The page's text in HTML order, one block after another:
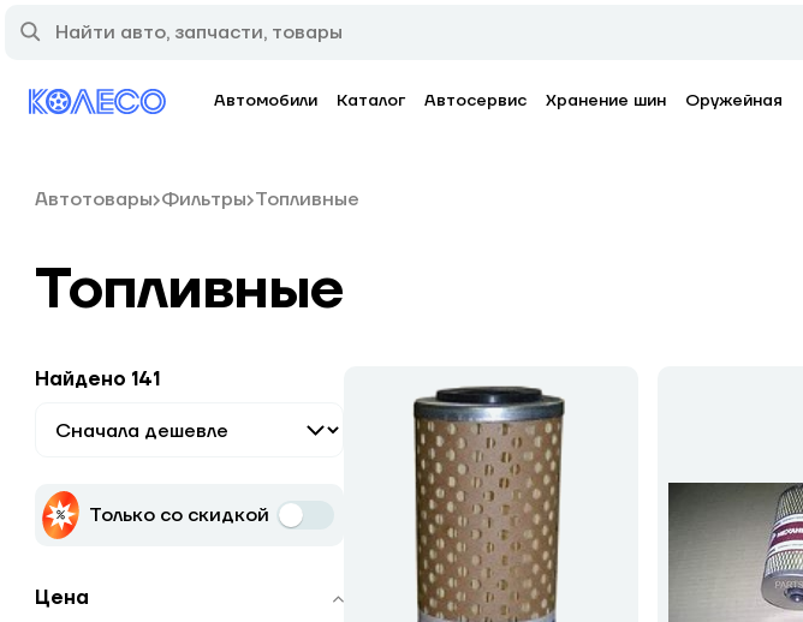
Автомобили Каталог Автосервис Хранение шин Оружейная
Автотовары Фильтры Топливные
Топливные
Найдено 141
Только со скидкой
Цена